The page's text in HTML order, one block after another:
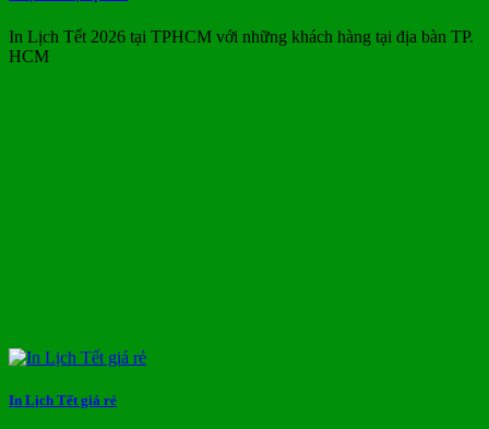
In Lịch Tết 2026 tại TPHCM với những khách hàng tại địa bàn TP.
HCM
In Lịch Tết giá rẻ